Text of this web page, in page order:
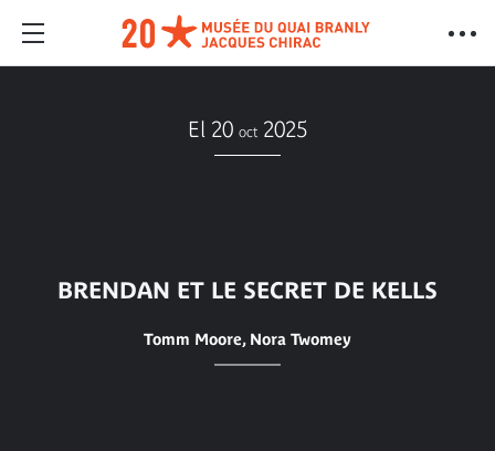
El 20 oct 2025
BRENDAN ET LE SECRET DE KELLS
Tomm Moore, Nora Twomey